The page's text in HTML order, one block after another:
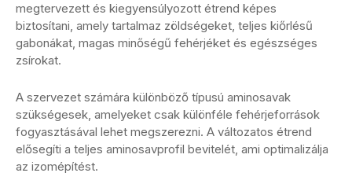
megtervezett és kiegyensúlyozott étrend képes
biztosítani, amely tartalmaz zöldségeket, teljes kiőrlésű
gabonákat, magas minőségű fehérjéket és egészséges
zsírokat.
A szervezet számára különböző típusú aminosavak
szükségesek, amelyeket csak különféle fehérjeforrások
fogyasztásával lehet megszerezni. A változatos étrend
elősegíti a teljes aminosavprofil bevitelét, ami optimalizálja
az izomépítést.